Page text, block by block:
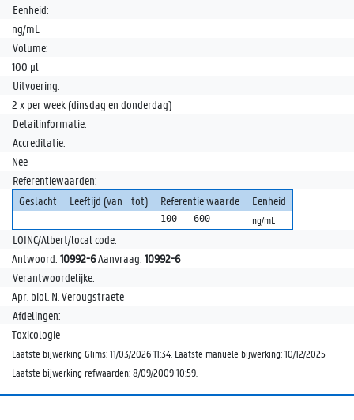
Eenheid:
ng/mL
Volume:
100 µl
Uitvoering:
2 x per week (dinsdag en donderdag)
Detailinformatie:
Accreditatie:
Nee
Referentiewaarden:
Geslacht
Leeftijd (van - tot) Referentie waarde Eenheid
100 - 600 ng/mL
LOINC/Albert/local code:
Antwoord: 10992-6Aanvraag: 10992-6
Verantwoordelijke:
Apr. biol. N. Verougstraete
Afdelingen:
Toxicologie
Laatste bijwerking Glims: 11/03/2026 11:34. Laatste manuele bijwerking: 10/12/2025
Laatste bijwerking refwaarden: 8/09/2009 10:59.